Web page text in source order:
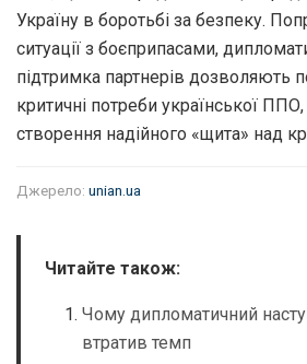
Україну в боротьбі за безпеку.
ситуації з боєприпасами,
підтримка партнерів дозволяють
критичні потреби української
створення надійного «щита» над
Джерело: unian.ua
Читайте також:
Чому дипломатичний
втратив темп